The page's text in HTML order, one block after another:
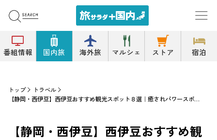
番組情報 国内旅 海外旅 マルシェ ストア 宿泊
トップ
トラベル
【静岡・西伊豆】西伊豆おすすめ観光スポット８選｜癒されパワースポットをめぐる旅プランをご紹介
【静岡・西伊豆】西伊豆おすすめ観